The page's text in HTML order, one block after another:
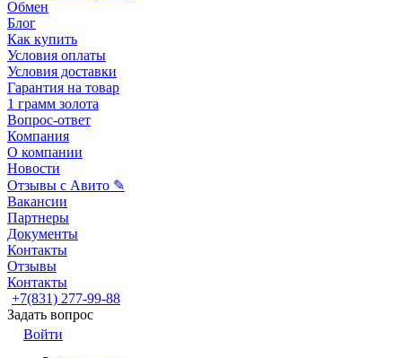
Обмен
Блог
Как купить
Условия оплаты
Условия доставки
Гарантия на товар
1 грамм золота
Вопрос-ответ
Компания
О компании
Новости
Отзывы с Авито ✎
Вакансии
Партнеры
Документы
Контакты
Отзывы
Контакты
+7(831) 277-99-88
Задать вопрос
Войти